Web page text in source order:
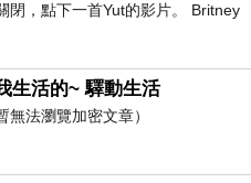
閉，點下一首Yut的影片。 Britney
生活的~ 驛動生活
無法瀏覽加密文章）